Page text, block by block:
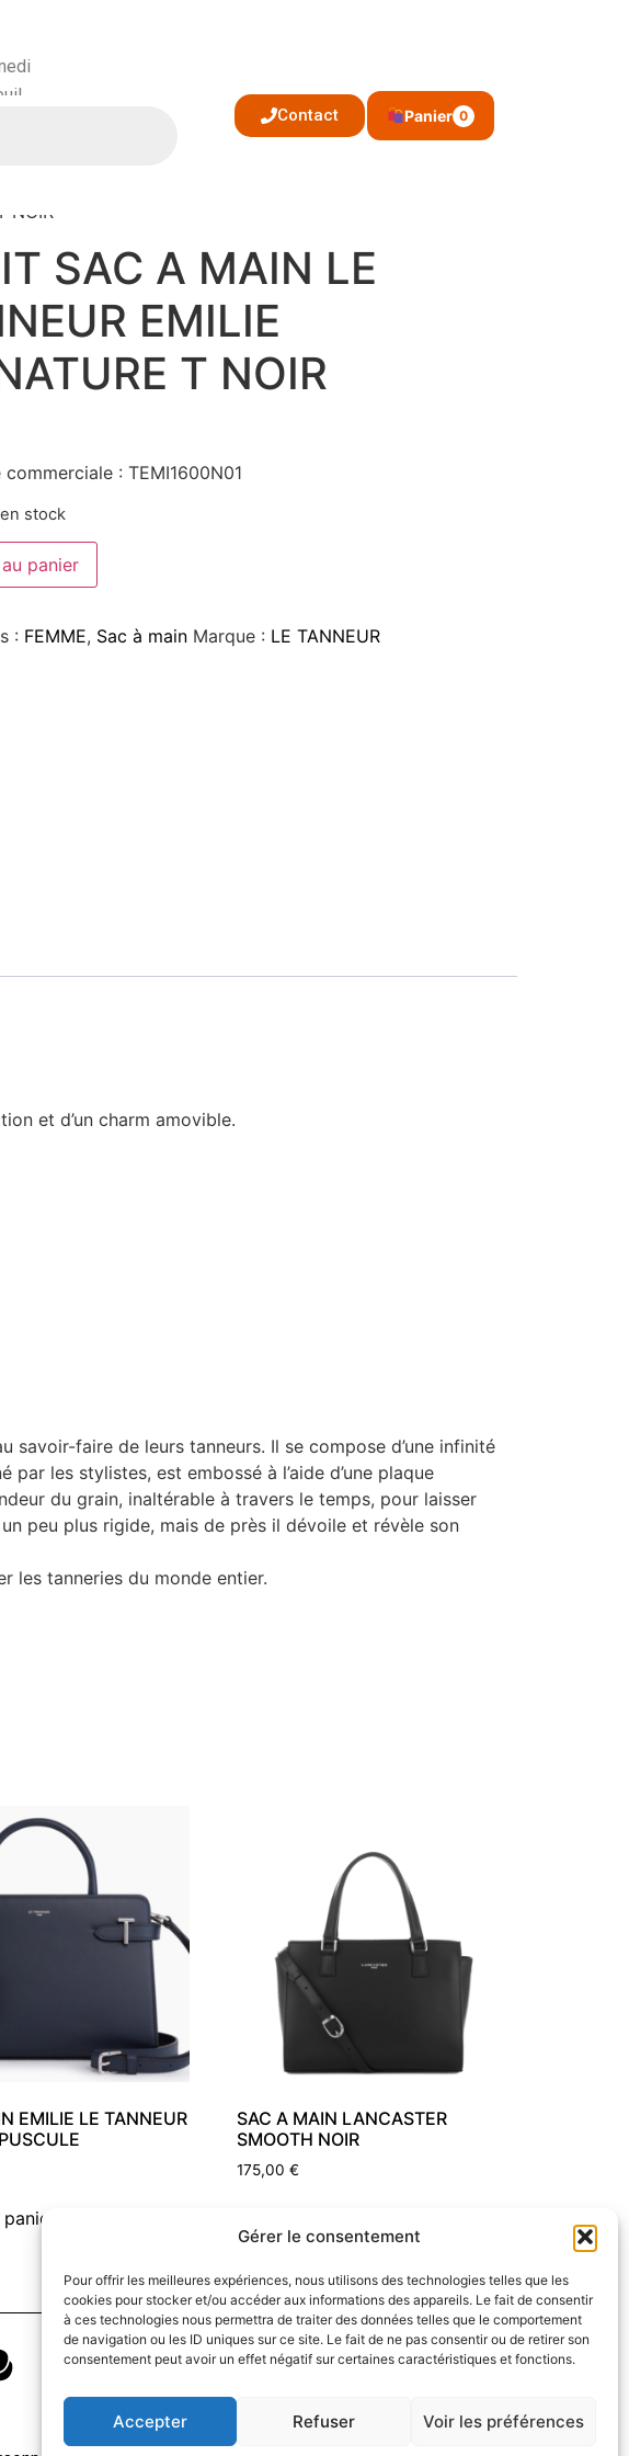
Gérer le consentement
Pour offrir les meilleures expériences, nous utilisons des technologies telles que les
cookies pour stocker et/ou accéder aux informations des appareils. Le fait de consentir
à ces technologies nous permettra de traiter des données telles que le comportement
de navigation ou les ID uniques sur ce site. Le fait de ne pas consentir ou de retirer son
consentement peut avoir un effet négatif sur certaines caractéristiques et fonctions.
Accepter Refuser Voir les préférences
Contact Panier 0
NOIR
SAC A MAIN LE
EMILIE
T NOIR
commerciale : TEMI1600N01
stock
panier
: FEMME, Sac à main Marque : LE TANNEUR
et d’un charm amovible.
savoir-faire de leurs tanneurs. Il se compose d’une infinité
les stylistes, est embossé à l’aide d’une plaque
du grain, inaltérable à travers le temps, pour laisser
peu plus rigide, mais de près il dévoile et révèle son
les tanneries du monde entier.
EMILIE LE TANNEUR
SAC A MAIN LANCASTER
SMOOTH NOIR
175,00€